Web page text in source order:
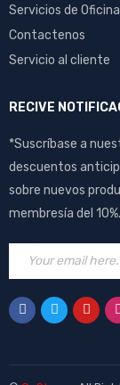
Servicios de Oficina
Contactenos
Servicio al cliente
RECIVE
*Suscríbase a
descuentos
sobre nuevos
membresía del 10%.